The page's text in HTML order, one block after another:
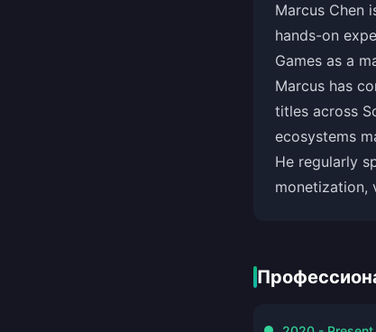
Marcus Chen
hands-on
Games as a
Marcus has
titles across
ecosystems
He regularly
monetization,